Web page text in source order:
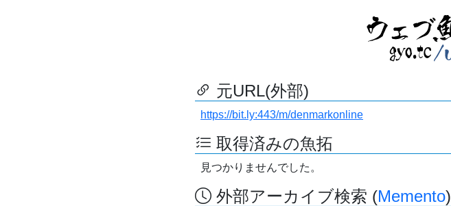
元URL(外部)
https://bit.ly:443/m/denmarkonline
取得済みの魚拓
見つかりませんでした。
外部アーカイブ検索 (Memento)